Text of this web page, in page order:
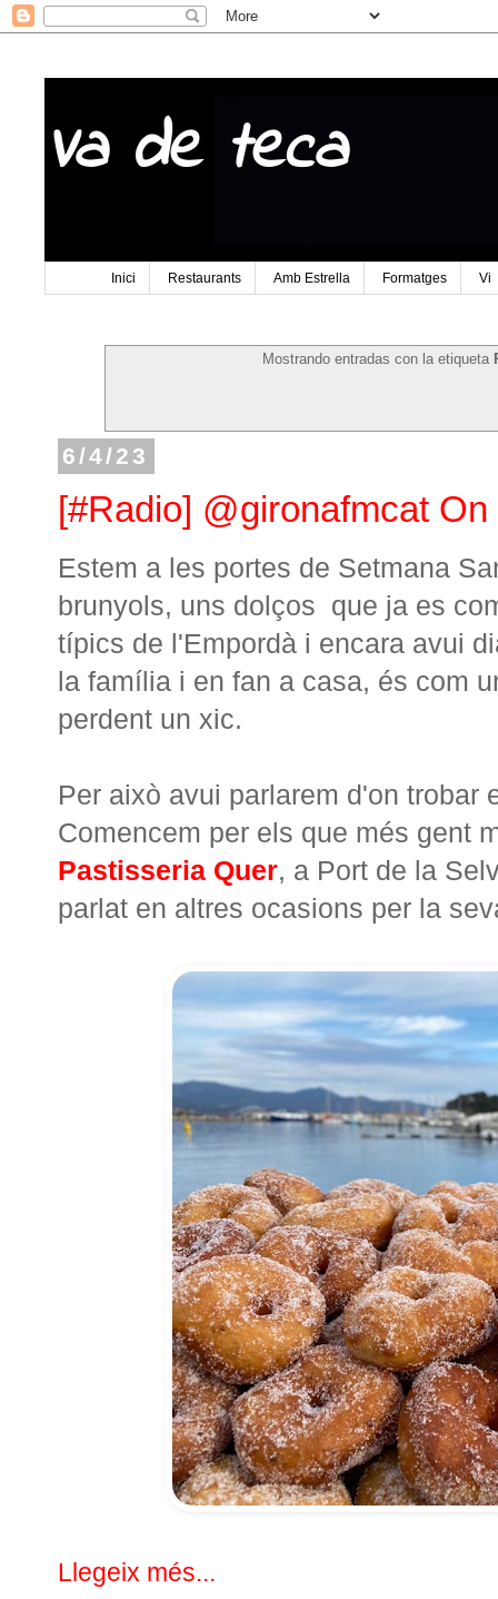
Va de teca
Inici Restaurants Amb Estrella Formatges Vi
Mostrando entradas con la etiqueta
6/4/23
[#Radio] @gironafmcat
Estem a les portes de Setmana
brunyols, uns dolços que ja es
típics de l'Empordà i encara avui
la família i en fan a casa, és com
perdent un xic.
Per això avui parlarem d'on trobar
Comencem per els que més gent
Pastisseria Quer, a Port de la
parlat en altres ocasions per la
Llegeix més...